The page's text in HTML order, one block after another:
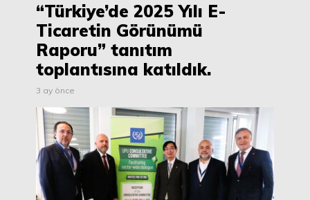
“Türkiye’de 2025 Yılı E-
Ticaretin Görünümü
Raporu” tanıtım
toplantısına katıldık.
3 ay önce